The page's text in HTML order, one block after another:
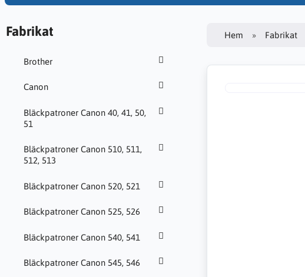
Fabrikat
Brother
Canon
Bläckpatroner Canon 40, 41, 50,
51
Bläckpatroner Canon 510, 511,
512, 513
Bläckpatroner Canon 520, 521
Bläckpatroner Canon 525, 526
Bläckpatroner Canon 540, 541
Bläckpatroner Canon 545, 546
Hem Fabrikat